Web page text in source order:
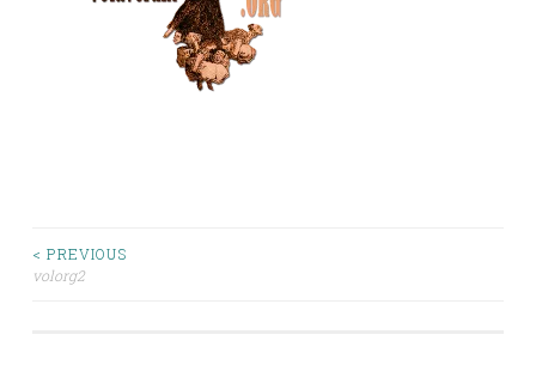
Post
< PREVIOUS
volorg2